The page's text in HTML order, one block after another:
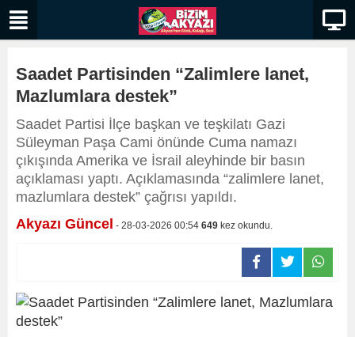
Saadet Partisinden “Zalimlere lanet,
Mazlumlara destek”
Saadet Partisi İlçe başkan ve teşkilatı Gazi
Süleyman Paşa Cami önünde Cuma namazı
çıkışında Amerika ve İsrail aleyhinde bir basın
açıklaması yaptı. Açıklamasında “zalimlere lanet,
mazlumlara destek” çağrısı yapıldı.
Akyazı Güncel - 28-03-2026 00:54 649 kez okundu.